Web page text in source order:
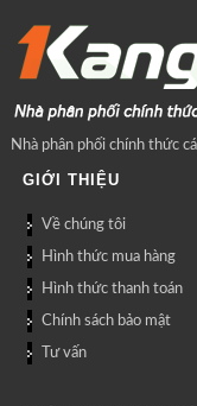
Nhà phân phối chính thức
GIỚI THIỆU
Về chúng tôi
Hình thức mua hàng
Hình thức thanh toán
Chính sách bảo mật
Tư vấn